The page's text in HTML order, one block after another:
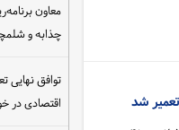
معاون
چذابه و
توافق نهایی
اقتصادی در